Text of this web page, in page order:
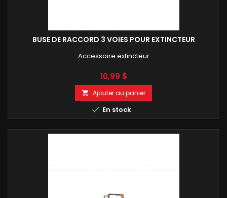
BUSE DE RACCORD 3 VOIES POUR EXTINCTEUR
Accessoire extincteur
Prix
10,99 $
 Ajouter au panier
 En stock